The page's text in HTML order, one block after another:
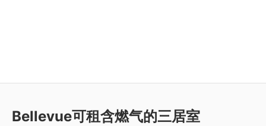
Bellevue可租含燃气的三居室